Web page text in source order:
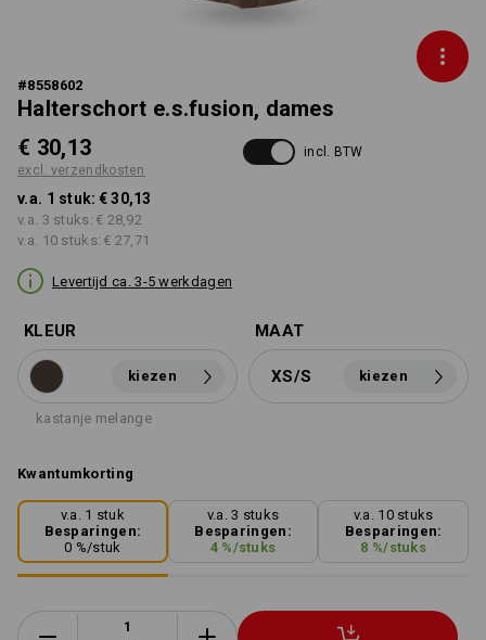
#8558602
Halterschort e.s.fusion, dames
€ 30,13
excl. verzendkosten
incl. BTW
v.a. 1 stuk: € 30,13
v.a. 3 stuks: € 28,92
v.a. 10 stuks: € 27,71
Levertijd ca. 3-5 werkdagen
KLEUR
kiezen
kastanje melange
MAAT
XS/S kiezen
Kwantumkorting
v.a. 1 stuk
Besparingen:
0 %/stuk
v.a. 3 stuks
Besparingen:
4%/stuks
v.a. 10 stuks
Besparingen:
8 %/stuks